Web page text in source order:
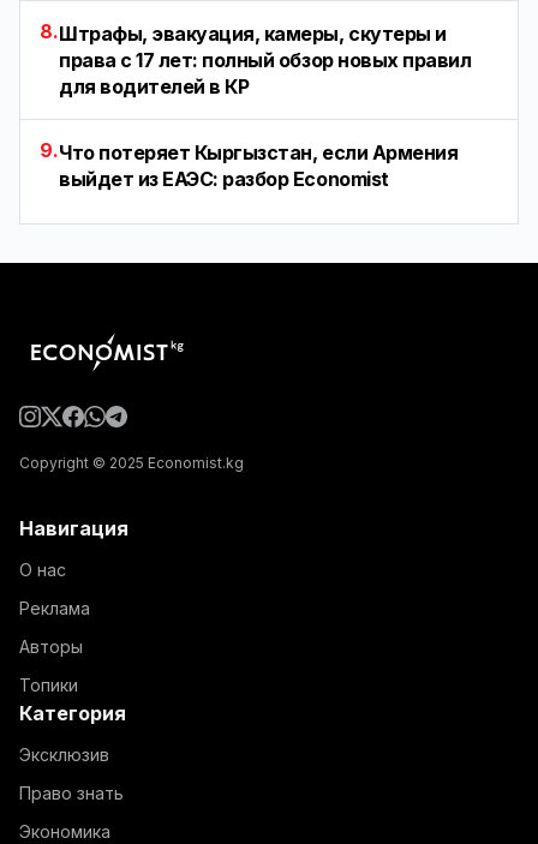
8.Штрафы, эвакуация, камеры, скутеры и
права с 17 лет: полный обзор новых правил
для водителей в КР
9.Что потеряет Кыргызстан, если Армения
выйдет из ЕАЭС: разбор Economist
Copyright © 2025 Economist.kg
Навигация
О нас
Реклама
Авторы
Топики
Категория
Эксклюзив
Право знать
Экономика